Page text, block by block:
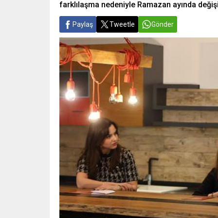
farklılaşma nedeniyle Ramazan ayında
Paylaş Tweetle Gönder